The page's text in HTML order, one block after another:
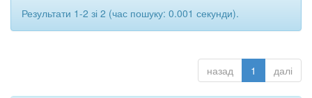
Результати 1-2 зі 2 (час пошуку: 0.001 секунди).
назад 1 далі